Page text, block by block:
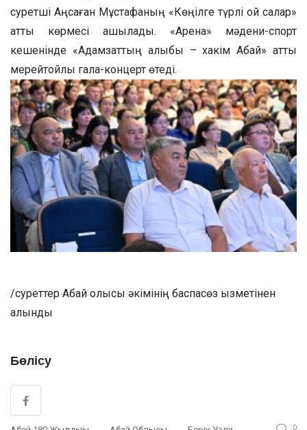
суретші Аңсаған Мұстафаның «Көңілге түрлі ой салар»
атты көрмесі ашылады. «Арена» мәдени-спорт
кешенінде «Адамзаттың алыбы – хакім Абай» атты
мерейтойлық гала-концерт өтеді.
/суреттер Абай олысы әкімінің баспасөз қызметінен
алынды
Бөлісу
0